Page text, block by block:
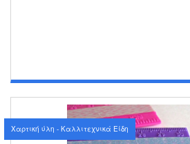
Χαρτική ύλη - Καλλιτεχνικά Είδη